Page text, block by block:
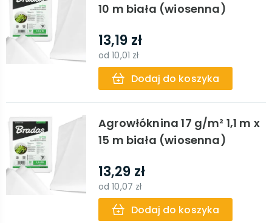
10 m biała (wiosenna)
13,19 zł
od10,01 zł
Dodaj do koszyka
Agrowłóknina 17 g/m² 1,1 m x
15 m biała (wiosenna)
13,29 zł
od10,07 zł
Dodaj do koszyka